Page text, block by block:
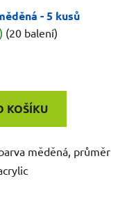
- 5 kusů
(20 balení)
KOŠÍKU
měděná, průměr